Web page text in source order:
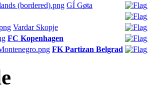
GÍ Gøta
Vardar Skopje
FC Kopenhagen
FK Partizan Belgrad